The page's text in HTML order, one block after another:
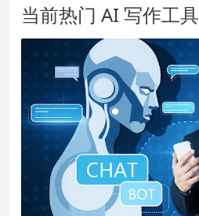
当前热门 AI 写作工具